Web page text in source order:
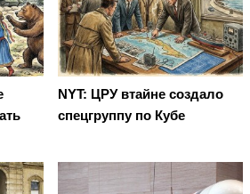
NYT: ЦРУ втайне создало
спецгруппу по Кубе